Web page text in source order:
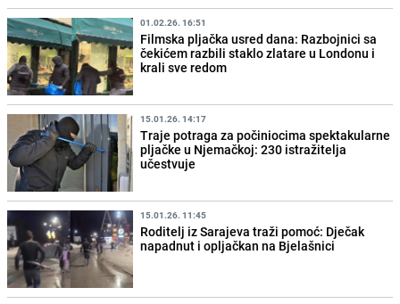
01.02.26. 16:51
Filmska pljačka usred dana: Razbojnici sa
čekićem razbili staklo zlatare u Londonu i
krali sve redom
15.01.26. 14:17
Traje potraga za počiniocima spektakularne
pljačke u Njemačkoj: 230 istražitelja
učestvuje
15.01.26. 11:45
Roditelj iz Sarajeva traži pomoć: Dječak
napadnut i opljačkan na Bjelašnici